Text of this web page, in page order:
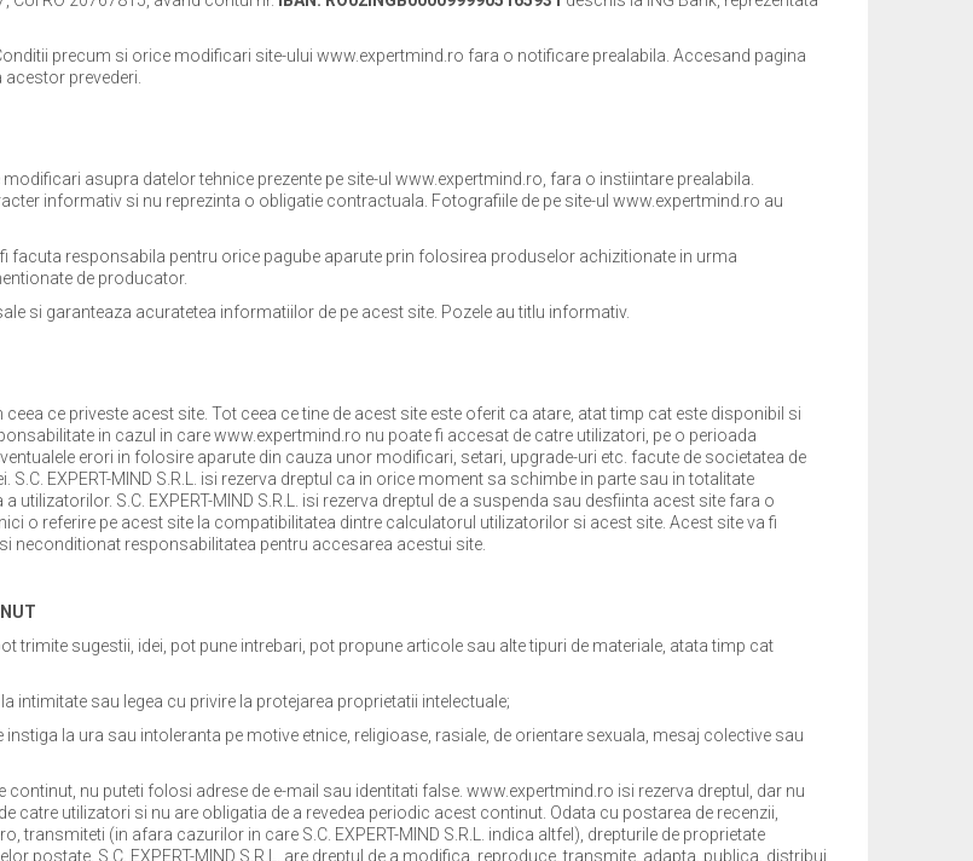
precum si orice modificari site-ului www.expertmind.ro fara o notificare prealabila. Accesand pagina
prevederi.
modificari asupra datelor tehnice prezente pe site-ul www.expertmind.ro, fara o instiintare prealabila.
informativ si nu reprezinta o obligatie contractuala. Fotografiile de pe site-ul www.expertmind.ro au
fi facuta responsabila pentru orice pagube aparute prin folosirea produselor achizitionate in urma
de producator.
si garanteaza acuratetea informatiilor de pe acest site. Pozele au titlu informativ.
ce priveste acest site. Tot ceea ce tine de acest site este oferit ca atare, atat timp cat este disponibil si
in cazul in care www.expertmind.ro nu poate fi accesat de catre utilizatori, pe o perioada
erori in folosire aparute din cauza unor modificari, setari, upgrade-uri etc. facute de societatea de
EXPERT-MIND S.R.L. isi rezerva dreptul ca in orice moment sa schimbe in parte sau in totalitate
S.C. EXPERT-MIND S.R.L. isi rezerva dreptul de a suspenda sau desfiinta acest site fara o
o referire pe acest site la compatibilitatea dintre calculatorul utilizatorilor si acest site. Acest site va fi
neconditionat responsabilitatea pentru accesarea acestui site.
trimite sugestii, idei, pot pune intrebari, pot propune articole sau alte tipuri de materiale, atata timp cat
intimitate sau legea cu privire la protejarea proprietatii intelectuale;
la ura sau intoleranta pe motive etnice, religioase, rasiale, de orientare sexuala, mesaj colective sau
nu puteti folosi adrese de e-mail sau identitati false. www.expertmind.ro isi rezerva dreptul, dar nu
catre utilizatori si nu are obligatia de a revedea periodic acest continut. Odata cu postarea de recenzii,
(in afara cazurilor in care S.C. EXPERT-MIND S.R.L. indica altfel), drepturile de proprietate
postate. S.C. EXPERT-MIND S.R.L. are dreptul de a modifica, reproduce, transmite, adapta, publica, distribui